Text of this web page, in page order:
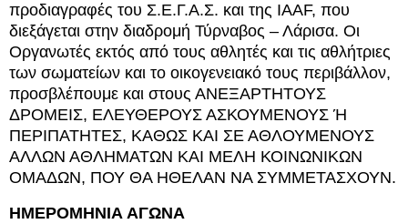
προδιαγραφές του Σ.Ε.Γ.Α.Σ. και της IAAF, που
διεξάγεται στην διαδρομή Τύρναβος – Λάρισα. Οι
Οργανωτές εκτός από τους αθλητές και τις αθλήτριες
των σωματείων και το οικογενειακό τους περιβάλλον,
προσβλέπουμε και στους ΑΝΕΞΑΡΤΗΤΟΥΣ
ΔΡΟΜΕΙΣ, ΕΛΕΥΘΕΡΟΥΣ ΑΣΚΟΥΜΕΝΟΥΣ Ή
ΠΕΡΙΠΑΤΗΤΕΣ, ΚΑΘΩΣ ΚΑΙ ΣΕ ΑΘΛΟΥΜΕΝΟΥΣ
ΑΛΛΩΝ ΑΘΛΗΜΑΤΩΝ ΚΑΙ ΜΕΛΗ ΚΟΙΝΩΝΙΚΩΝ
ΟΜΑΔΩΝ, ΠΟΥ ΘΑ ΗΘΕΛΑΝ ΝΑ ΣΥΜΜΕΤΑΣΧΟΥΝ.
ΗMΕΡΟΜΗΝΙΑ ΑΓΩΝΑ